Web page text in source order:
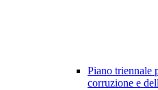
Piano triennale
corruzione e